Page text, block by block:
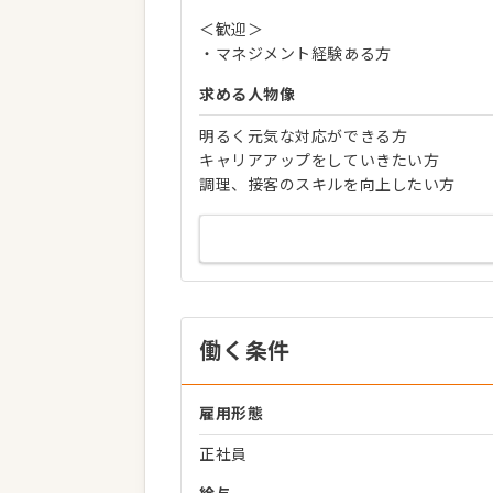
＜歓迎＞
・マネジメント経験ある方
求める人物像
明るく元気な対応ができる方
キャリアアップをしていきたい方
調理、接客のスキルを向上したい方
働く条件
雇用形態
正社員